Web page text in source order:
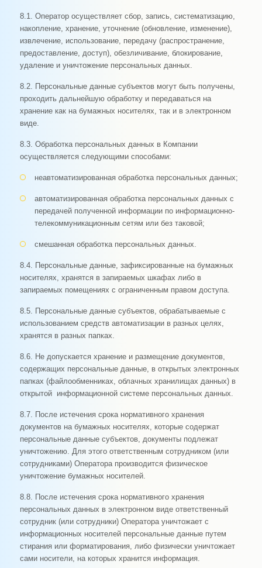
8.1. Оператор осуществляет сбор, запись, систематизацию,
накопление, хранение, уточнение (обновление, изменение),
извлечение, использование, передачу (распространение,
предоставление, доступ), обезличивание, блокирование,
удаление и уничтожение персональных данных.
8.2. Персональные данные субъектов могут быть получены,
проходить дальнейшую обработку и передаваться на
хранение как на бумажных носителях, так и в электронном
виде.
8.3. Обработка персональных данных в Компании
осуществляется следующими способами:
неавтоматизированная обработка персональных данных;
автоматизированная обработка персональных данных с
передачей полученной информации по информационно-
телекоммуникационным сетям или без таковой;
смешанная обработка персональных данных.
8.4. Персональные данные, зафиксированные на бумажных
носителях, хранятся в запираемых шкафах либо в
запираемых помещениях с ограниченным правом доступа.
8.5. Персональные данные субъектов, обрабатываемые с
использованием средств автоматизации в разных целях,
хранятся в разных папках.
8.6. Не допускается хранение и размещение документов,
содержащих персональные данные, в открытых электронных
папках (файлообменниках, облачных хранилищах данных) в
открытой информационной системе персональных данных.
8.7. После истечения срока нормативного хранения
документов на бумажных носителях, которые содержат
персональные данные субъектов, документы подлежат
уничтожению. Для этого ответственным сотрудником (или
сотрудниками) Оператора производится физическое
уничтожение бумажных носителей.
8.8. После истечения срока нормативного хранения
персональных данных в электронном виде ответственный
сотрудник (или сотрудники) Оператора уничтожает с
информационных носителей персональные данные путем
стирания или форматирования, либо физически уничтожает
сами носители, на которых хранится информация.